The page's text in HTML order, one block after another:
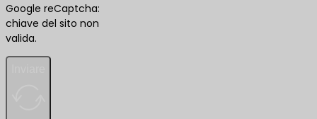
Google reCaptcha:
chiave del sito non
valida.